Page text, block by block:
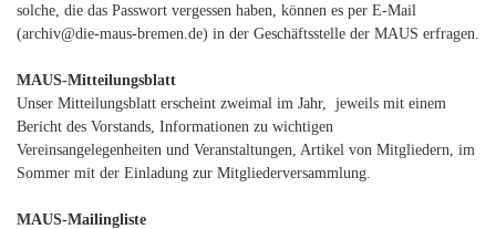
solche, die das Passwort vergessen haben, können es per E-Mail
(archiv@die-maus-bremen.de) in der Geschäftsstelle der MAUS erfragen.
MAUS-Mitteilungsblatt
Unser Mitteilungsblatt erscheint zweimal im Jahr, jeweils mit einem
Bericht des Vorstands, Informationen zu wichtigen
Vereinsangelegenheiten und Veranstaltungen, Artikel von Mitgliedern, im
Sommer mit der Einladung zur Mitgliederversammlung.
MAUS-Mailingliste